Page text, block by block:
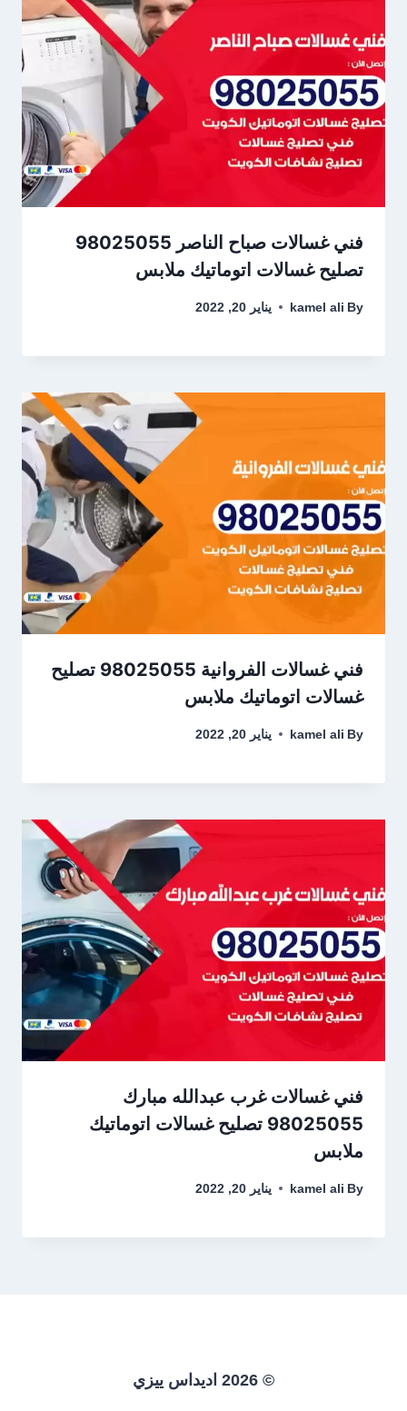
فني غسالات صباح الناصر 98025055
تصليح غسالات اتوماتيك ملابس
By
kamel ali يناير 20, 2022
فني غسالات الفروانية 98025055 تصليح
غسالات اتوماتيك ملابس
By
kamel ali يناير 20, 2022
فني غسالات غرب عبدالله مبارك
98025055 تصليح غسالات اتوماتيك
ملابس
By
kamel ali يناير 20, 2022
© 2026 اديداس ييزي